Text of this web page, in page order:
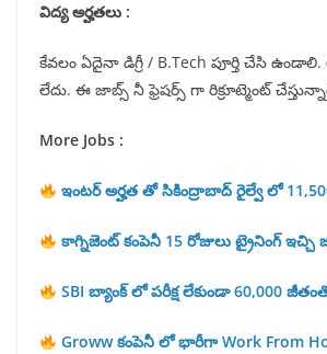
విద్య అర్హతలు :
కేవలం ఏదైనా డిగ్రీ / B.Tech పూర్తి చేసి
లేదు. ఈ జాబ్స్ నీ ఫ్రెషర్స్ గా రిక్రూట్మెంట్
More Jobs :
ఇంటర్ అర్హత తో సికింద్రాబాద్ రైల్వే లో
కాగ్నిజెంట్ కంపెనీ 15 రోజులు ట్రైనింగ్ ఇచ్చి
SBI బ్యాంక్ లో పరీక్ష లేకుండా 60,000
Groww కంపెనీ లో భారీగా Work From